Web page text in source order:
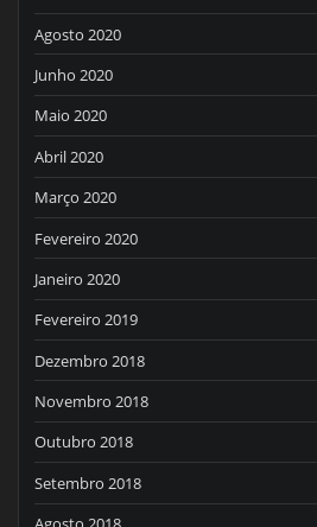
Agosto 2020
Junho 2020
Maio 2020
Abril 2020
Março 2020
Fevereiro 2020
Janeiro 2020
Fevereiro 2019
Dezembro 2018
Novembro 2018
Outubro 2018
Setembro 2018